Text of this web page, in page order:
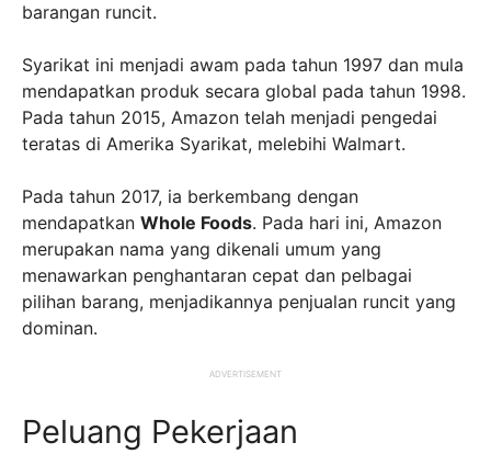
barangan runcit.
Syarikat ini menjadi awam pada tahun 1997 dan mula
mendapatkan produk secara global pada tahun 1998.
Pada tahun 2015, Amazon telah menjadi pengedai
teratas di Amerika Syarikat, melebihi Walmart.
Pada tahun 2017, ia berkembang dengan
mendapatkan Whole Foods. Pada hari ini, Amazon
merupakan nama yang dikenali umum yang
menawarkan penghantaran cepat dan pelbagai
pilihan barang, menjadikannya penjualan runcit yang
dominan.
ADVERTISEMENT
Peluang Pekerjaan